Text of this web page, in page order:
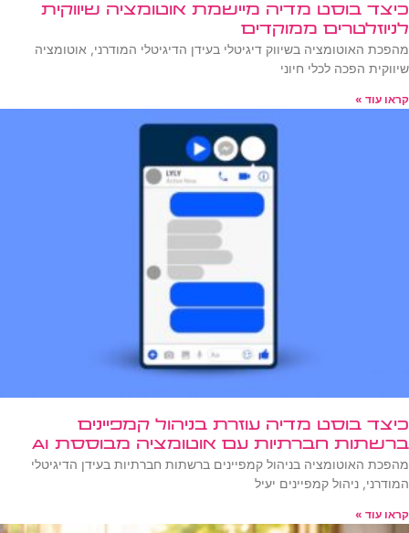
כיצד בוסט מדיה מיישמת אוטומציה שיווקית
לניוזלטרים ממוקדים
מהפכת האוטומציה בשיווק דיגיטלי בעידן הדיגיטלי המודרני, אוטומציה
שיווקית הפכה לכלי חיוני
קראו עוד »
כיצד בוסט מדיה עוזרת בניהול קמפיינים
ברשתות חברתיות עם אוטומציה מבוססת AI
מהפכת האוטומציה בניהול קמפיינים ברשתות חברתיות בעידן הדיגיטלי
המודרני, ניהול קמפיינים יעיל
קראו עוד »